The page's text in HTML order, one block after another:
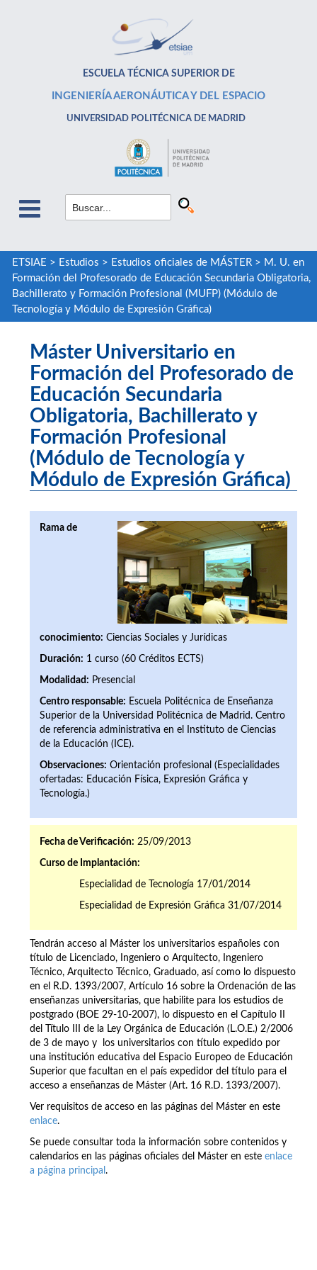
ESCUELA TÉCNICA SUPERIOR DE
INGENIERÍA AERONÁUTICA Y DEL ESPACIO
UNIVERSIDAD POLITÉCNICA DE MADRID
ETSIAE > Estudios > Estudios oficiales de MÁSTER> M. U. en
Formación del Profesorado de Educación Secundaria Obligatoria,
Bachillerato y Formación Profesional (MUFP) (Módulo de
Tecnología y Módulo de Expresión Gráfica)
Máster Universitario en
Formación del Profesorado de
Educación Secundaria
Obligatoria, Bachillerato y
Formación Profesional
(Módulo de Tecnología y
Módulo de Expresión Gráfica)
Rama de
conocimiento: Ciencias Sociales y Jurídicas
Duración: 1 curso (60 Créditos ECTS)
Modalidad: Presencial
Centro responsable: Escuela Politécnica de Enseñanza
Superior de la Universidad Politécnica de Madrid. Centro
de referencia administrativa en el Instituto de Ciencias
de la Educación (ICE).
Observaciones: Orientación profesional (Especialidades
ofertadas: Educación Física, Expresión Gráfica y
Tecnología.)
Fecha de Verificación: 25/09/2013
Curso de Implantación:
Especialidad de Tecnología 17/01/2014
Especialidad de Expresión Gráfica 31/07/2014
Tendrán acceso al Máster los universitarios españoles con
título de Licenciado, Ingeniero o Arquitecto, Ingeniero
Técnico, Arquitecto Técnico, Graduado, así como lo dispuesto
en el R.D. 1393/2007, Artículo 16 sobre la Ordenación de las
enseñanzas universitarias, que habilite para los estudios de
postgrado (BOE 29-10-2007), lo dispuesto en el Capítulo II
del Título III de la Ley Orgánica de Educación (L.O.E.) 2/2006
de 3 de mayo y los universitarios con título expedido por
una institución educativa del Espacio Europeo de Educación
Superior que facultan en el país expedidor del título para el
acceso a enseñanzas de Máster (Art. 16 R.D. 1393/2007).
Ver requisitos de acceso en las páginas del Máster en este
enlace.
Se puede consultar toda la información sobre contenidos y
calendarios en las páginas oficiales del Máster en este enlace
a página principal .